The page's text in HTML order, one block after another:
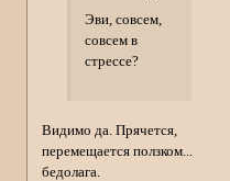
Эви, совсем,
совсем в
стрессе?
Видимо да. Прячется,
перемещается ползком...
бедолага.